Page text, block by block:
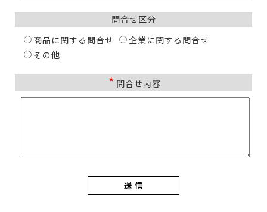
問合せ区分
商品に関する問合せ
企業に関する問合せ
その他
* 問合せ内容